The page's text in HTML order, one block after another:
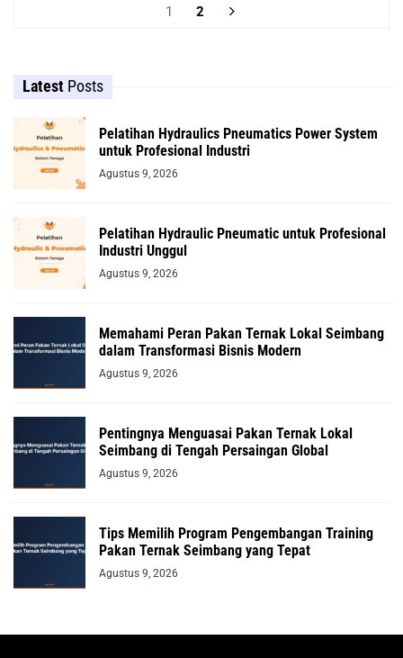
1 2
Latest Posts
Pelatihan Hydraulics Pneumatics Power System
untuk Profesional Industri
Agustus 9, 2026
Pelatihan Hydraulic Pneumatic untuk Profesional
Industri Unggul
Agustus 9, 2026
Memahami Peran Pakan Ternak Lokal Seimbang
dalam Transformasi Bisnis Modern
Agustus 9, 2026
Pentingnya Menguasai Pakan Ternak Lokal
Seimbang di Tengah Persaingan Global
Agustus 9, 2026
Tips Memilih Program Pengembangan Training
Pakan Ternak Seimbang yang Tepat
Agustus 9, 2026